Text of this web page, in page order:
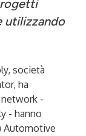
utilizzando
società
ha
-
- hanno
Automotive